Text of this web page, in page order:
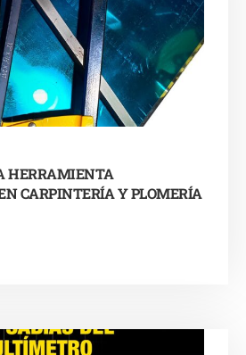
HERRAMIENTA
CARPINTERÍA Y PLOMERÍA